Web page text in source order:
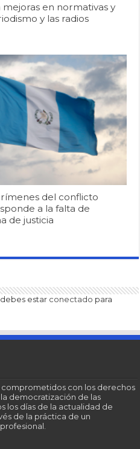
mejoras en normativas y
y las radios
del conflicto
a la falta de
de justicia
estar conectado para
comprometidos con los derechos
democratización de las
los días de la actualidad de
de la práctica de un